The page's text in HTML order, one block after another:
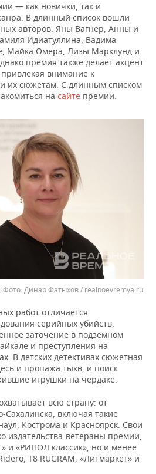
— как новички, так и
В длинный список вошли
авторов: Яны Вагнер, Анны и
Идиатуллина, Вадима
Майка Омера, Лизы Марклунд и
премия также делает акцент
внимание к
их сюжетам. С длинным списком
на сайте премии.
Динар Фатыхов / realnoevremya.ru
работ отличается
серийных убийств,
заточение в подземном
и преступления на
В детских детективах сюжетная
и пропажа тыкв, и поиск
игрушки на чердаке.
всю страну: от
включая такие
Кострома и Красноярск. Свои
издательства-ветераны премии,
и «РИПОЛ классик», но и менее
T8 RUGRAM, «Литмаркет» и